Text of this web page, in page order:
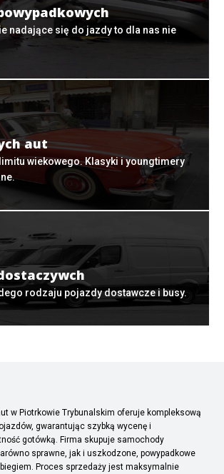
nadające się do jazdy to dla nas nie
aut
wiekowego. Klasyki i youngtimery
rodzaju pojazdy dostawcze i busy.
w Piotrkowie Trybunalskim oferuje kompleksową
gwarantując szybką wycenę i
gotówką. Firma skupuje samochody
sprawne, jak i uszkodzone, powypadkowe
Proces sprzedaży jest maksymalnie